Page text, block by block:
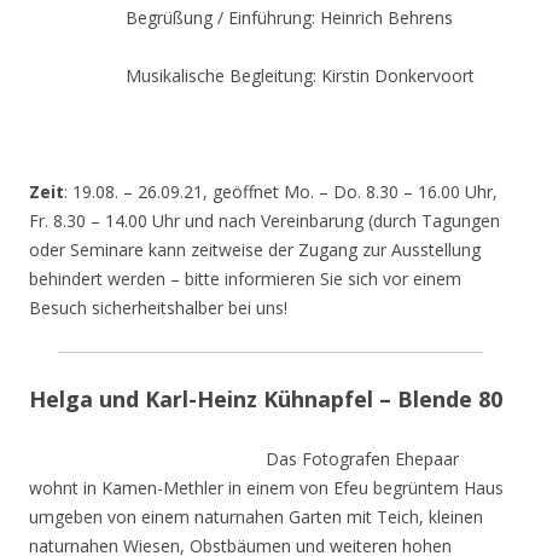
Begrüßung / Einführung: Heinrich Behrens
Musikalische Begleitung: Kirstin Donkervoort
Zeit: 19.08. – 26.09.21, geöffnet Mo. – Do. 8.30 – 16.00 Uhr,
Fr. 8.30 – 14.00 Uhr und nach Vereinbarung (durch Tagungen
oder Seminare kann zeitweise der Zugang zur Ausstellung
behindert werden – bitte informieren Sie sich vor einem
Besuch sicherheitshalber bei uns!
Helga und Karl-Heinz Kühnapfel – Blende 80
Das Fotografen Ehepaar
wohnt in Kamen-Methler in einem von Efeu begrüntem Haus
umgeben von einem naturnahen Garten mit Teich, kleinen
naturnahen Wiesen, Obstbäumen und weiteren hohen